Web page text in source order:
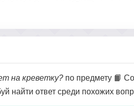
на креветку? по предмету 📙
найти ответ среди похожих